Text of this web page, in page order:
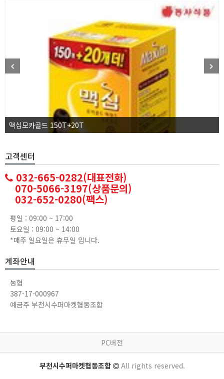
맥심모카골드 150T+20T
고객센터
032-665-0282(대표전화)
070-5066-3197(상품문의)
032-652-0280(팩스)
평일 : 09:00 ~ 17:00
토요일 : 09:00 ~ 14:00
*매주 일요일은 휴무일 입니다.
계좌안내
농협
387-17-000967
예금주 부천시수퍼마켓협동조합
PC버전
부천시수퍼마켓협동조합 All rights reserved.